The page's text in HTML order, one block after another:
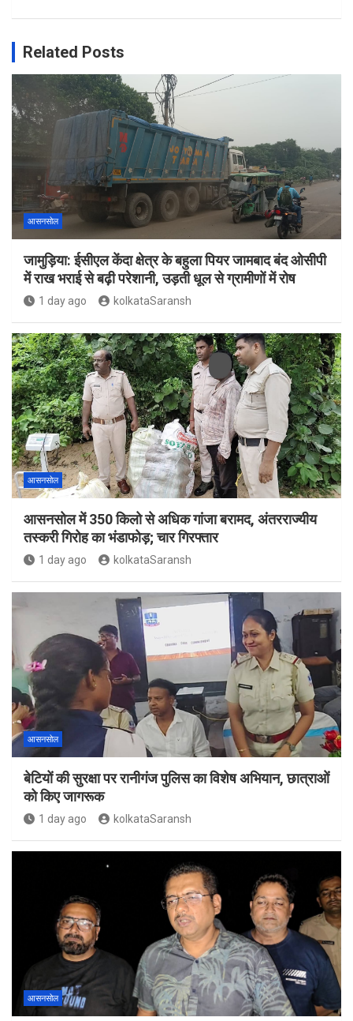
Related Posts
आसनसोल
जामुड़िया: ईसीएल केंदा क्षेत्र के बहुला पियर जामबाद बंद ओसीपी
में राख भराई से बढ़ी परेशानी, उड़ती धूल से ग्रामीणों में रोष
1 day ago kolkataSaransh
आसनसोल
आसनसोल में 350 किलो से अधिक गांजा बरामद, अंतरराज्यीय
तस्करी गिरोह का भंडाफोड़; चार गिरफ्तार
1 day ago kolkataSaransh
आसनसोल
बेटियों की सुरक्षा पर रानीगंज पुलिस का विशेष अभियान, छात्राओं
को किए जागरूक
1 day ago kolkataSaransh
आसनसोल